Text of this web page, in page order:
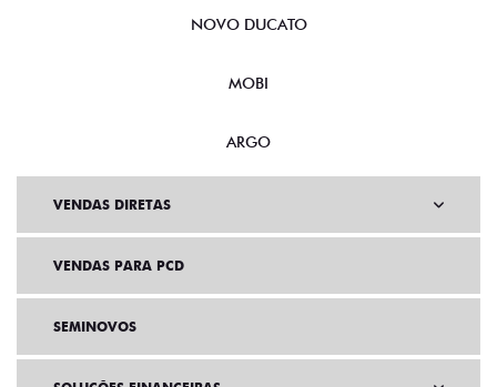
NOVO DUCATO
MOBI
ARGO
VENDAS DIRETAS
VENDAS PARA PCD
SEMINOVOS